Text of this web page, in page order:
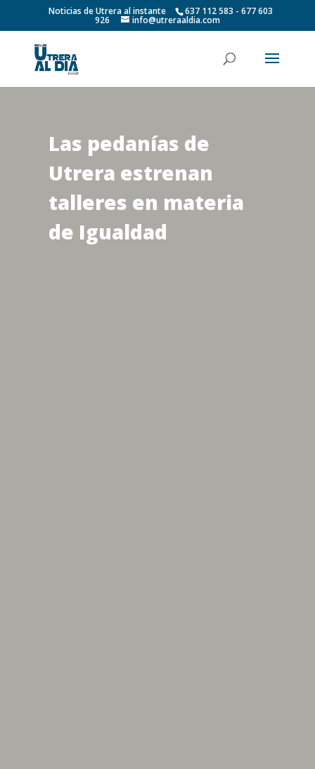
Noticias de Utrera al instante 637 112 583 - 677 603
926 info@utreraaldia.com
Las pedanías de
Utrera estrenan
talleres en materia
de Igualdad